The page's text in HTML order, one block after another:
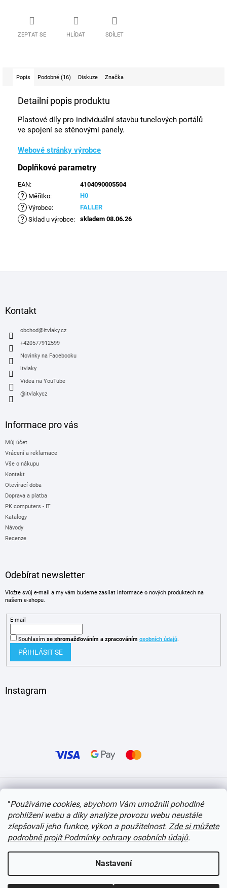
"Používáme cookies, abychom Vám umožnili pohodlné
prohlížení webu a díky analýze provozu webu neustále
zlepšovali jeho funkce, výkon a použitelnost. Zde si můžete
podrobně projít Podmínky ochrany osobních údajů.
Nastavení
ZEPTAT SE HLÍDAT SDÍLET
Popis Podobné (16) Diskuze Značka
Detailní popis produktu
Plastové díly pro individuální stavbu tunelových portálů
ve spojení se stěnovými panely.
Webové stránky výrobce
Doplňkové parametry
EAN: 4104090005504
? Měřítko: H0
? Výrobce: FALLER
? Sklad u výrobce: skladem 08.06.26
Kontakt
obchod@itvlaky.cz
+420577912599
Novinky na Facebooku
itvlaky
Videa na YouTube
@itvlakycz
Informace pro vás
Můj účet
Vrácení a reklamace
Vše o nákupu
Kontakt
Otevírací doba
Doprava a platba
PK computers - IT
Katalogy
Návody
Recenze
Odebírat newsletter
Vložte svůj e-mail a my vám budeme zasílat informace o nových produktech na
našem e-shopu.
E-mail
Souhlasím se shromažďováním a zpracováním osobních údajů.
PŘIHLÁSIT SE
Instagram
Copyright 2026 itvlaky.cz . Všechna práva vyhrazena. Upravit nastavení cookies